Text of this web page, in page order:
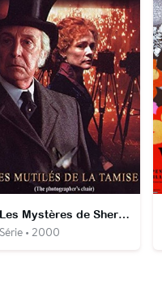
Les Mystères de Sherlock Holmes
• 2000